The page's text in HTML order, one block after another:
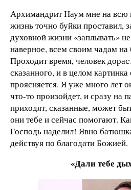
Архимандрит Наум мне на
жизнь точно буйки проставил,
духовной жизни «заплывать»
наверное, всем своим чадам на
Проходит время, человек
сказанного, и в целом картинка
проясняется. Я уже много лет
что-то произойдет, и сразу на
приходят, сказанные, может
они тебе и сейчас помогают.
Господь наделил! Явно
действуя по благодати Божией.
«Дали тебе